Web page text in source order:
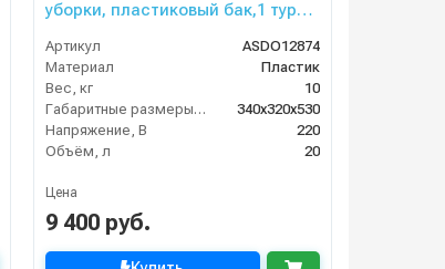
уборки, пластиковый бак,1 турб.,
Артикул
ASDO12874
Материал
Пластик
Вес, кг
10
Габаритные размеры, мм
340х320х530
Напряжение, В
220
Объём, л
20
Цена
9 400 руб.